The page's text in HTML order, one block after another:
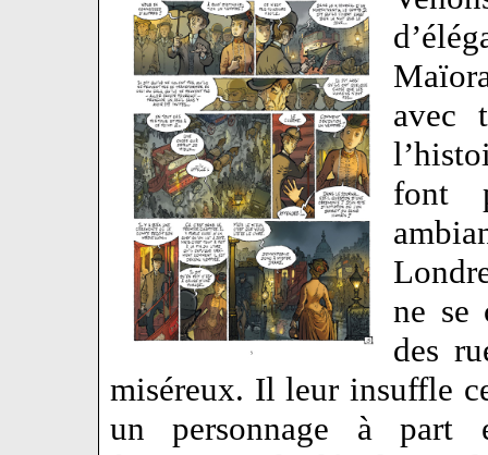
avec
font
ne se
des
miséreux. Il leur insuffle
un personnage à part